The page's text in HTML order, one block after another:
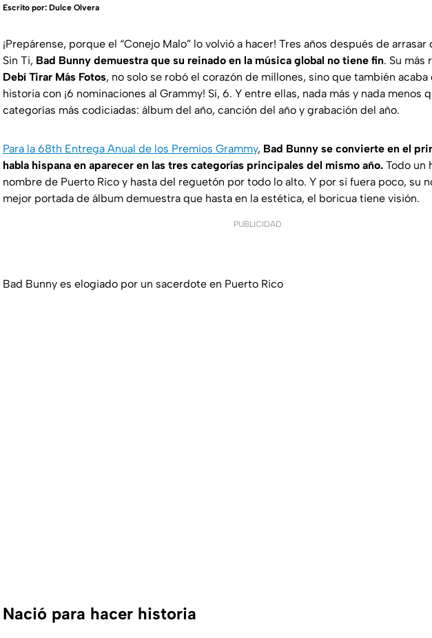
Escrito por: Dulce Olvera
¡Prepárense, porque el “Conejo Malo” lo volvió a hacer! Tres años después de arrasar
Sin Ti, Bad Bunny demuestra que su reinado en la música global no tiene fin. Su más
Debí Tirar Más Fotos, no solo se robó el corazón de millones, sino que también acaba
historia con ¡6 nominaciones al Grammy! Sí, 6. Y entre ellas, nada más y nada menos
categorías más codiciadas: álbum del año, canción del año y grabación del año.
Para la 68th Entrega Anual de los Premios Grammy, Bad Bunny se convierte en el
habla hispana en aparecer en las tres categorías principales del mismo año. Todo un
nombre de Puerto Rico y hasta del reguetón por todo lo alto. Y por si fuera poco, su
mejor portada de álbum demuestra que hasta en la estética, el boricua tiene visión.
PUBLICIDAD
Bad Bunny es elogiado por un sacerdote en Puerto Rico
Nació para hacer historia